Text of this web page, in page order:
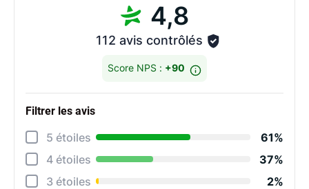
4,8
112 avis contrôlés
Score NPS : +90
Filtrer les avis
5 étoiles
61%
4 étoiles
37%
3 étoiles
2%